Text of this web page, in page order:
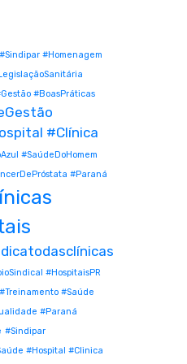
#Homenagem
#BoasPráticas
#Clínica
#SaúdeDoHomem
#Paraná
#HospitaisPR
#Saúde
#Paraná
#Sindipar
#Hospital #Clinica